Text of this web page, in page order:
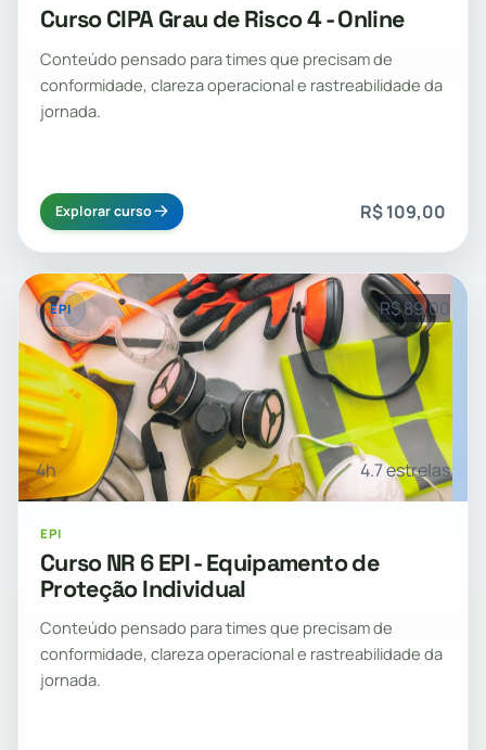
Curso CIPA Grau de Risco 4 - Online
Conteúdo pensado para times que precisam de
conformidade, clareza operacional e rastreabilidade da
jornada.
Explorar curso R$ 109,00
EPI R$ 89,00
4h 4.7 estrelas
EPI
Curso NR 6 EPI - Equipamento de
Proteção Individual
Conteúdo pensado para times que precisam de
conformidade, clareza operacional e rastreabilidade da
jornada.